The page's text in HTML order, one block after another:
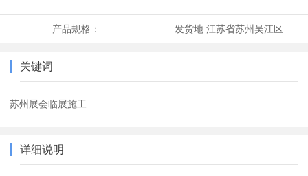
产品规格： 发货地:江苏省苏州吴江区
关键词
苏州展会临展施工
详细说明